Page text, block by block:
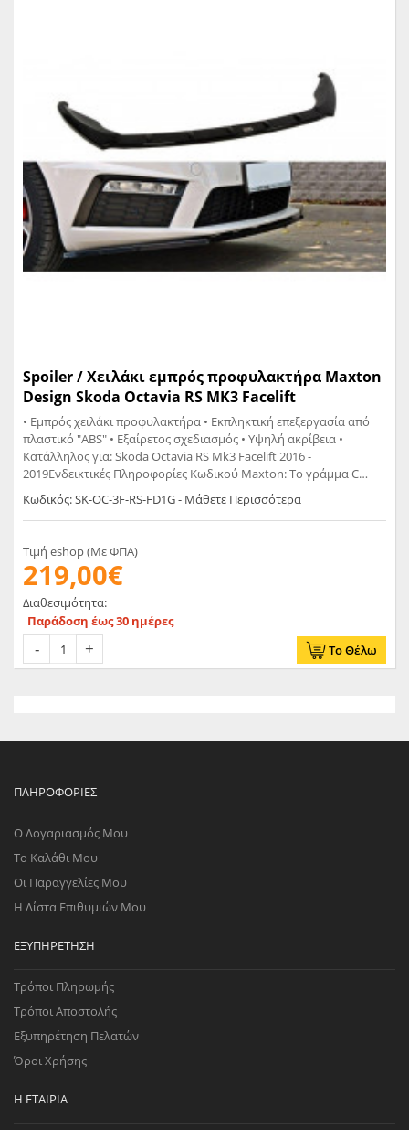
Spoiler / Χειλάκι εμπρός προφυλακτήρα Maxton
Design Skoda Octavia RS MK3 Facelift
• Εμπρός χειλάκι προφυλακτήρα • Εκπληκτική επεξεργασία από
πλαστικό "ABS" • Εξαίρετος σχεδιασμός • Υψηλή ακρίβεια •
Κατάλληλος για: Skoda Octavia RS Mk3 Facelift 2016 -
2019Ενδεικτικές Πληροφορίες Κωδικού Maxton: Το γράμμα C
σημαίνει Carbon Look Το γράμμα G σημαίνει Glossy Black Το
γράμμα T σημαίνει Matt
Κωδικός: SK-OC-3F-RS-FD1G - Μάθετε Περισσότερα
Τιμή eshop (Με ΦΠΑ)
219,00€
Διαθεσιμότητα:
Παράδοση έως 30 ημέρες
Το Θέλω
ΠΛΗΡΟΦΟΡΊΕΣ
Ο Λογαριασμός Μου
Το Καλάθι Μου
Οι Παραγγελίες Μου
Η Λίστα Επιθυμιών Μου
ΕΞΥΠΗΡΈΤΗΣΗ
Τρόποι Πληρωμής
Τρόποι Αποστολής
Εξυπηρέτηση Πελατών
Όροι Χρήσης
Η ΕΤΑΙΡΊΑ